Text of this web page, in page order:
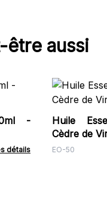
être aussi
-
détails
Huile
Cèdre de
EO-50